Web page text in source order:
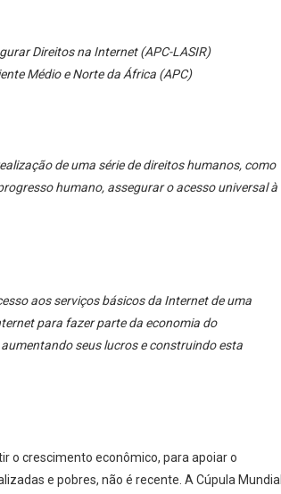
Direitos na Internet (APC-LASIR)
Médio e Norte da África (APC)
de uma série de direitos humanos, como
humano, assegurar o acesso universal à
aos serviços básicos da Internet de uma
para fazer parte da economia do
seus lucros e construindo esta
o crescimento econômico, para apoiar o
e pobres, não é recente. A Cúpula Mundial